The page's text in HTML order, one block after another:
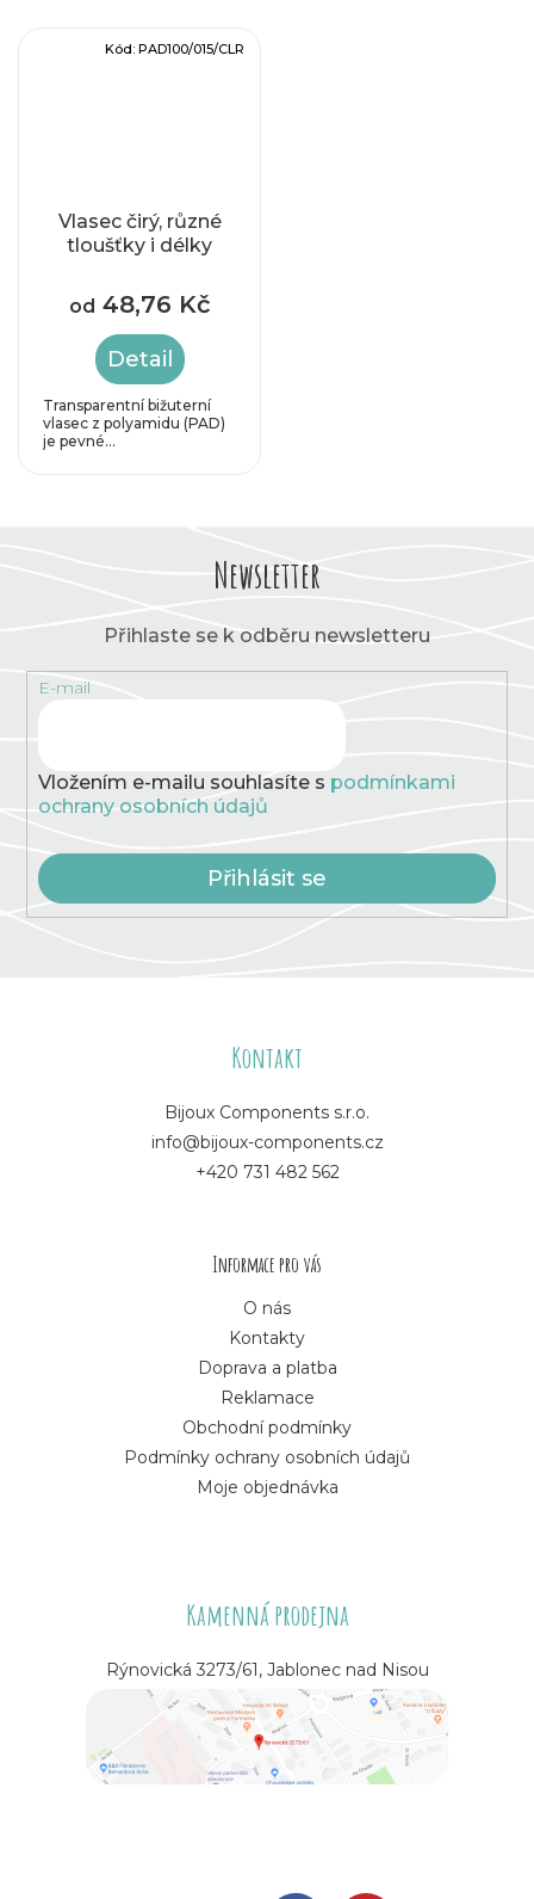
Vlasec čirý, různé
tloušťky i délky
od 48,76 Kč
Detail
Transparentní bižuterní
vlasec z polyamidu (PAD)
je pevné...
Kód: PAD100/015/CLR
Newsletter
Přihlaste se k odběru newsletteru
E-mail
Vložením e-mailu souhlasíte s podmínkami
ochrany osobních údajů
Přihlásit se
Kontakt
Bijoux Components s.r.o.
info@bijoux-components.cz
+420 731 482 562
Informace pro vás
O nás
Kontakty
Doprava a platba
Reklamace
Obchodní podmínky
Podmínky ochrany osobních údajů
Moje objednávka
Kamenná prodejna
Rýnovická 3273/61, Jablonec nad Nisou